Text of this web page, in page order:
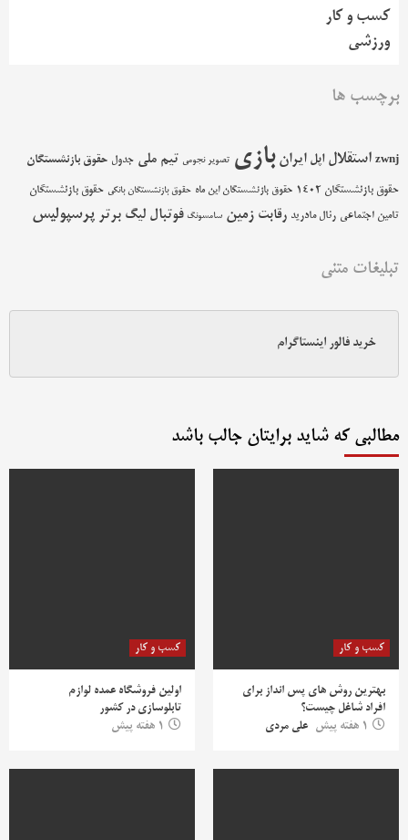
کسب و کار
ورزشی
برچسب ها
zwnj استقلال اپل ایران بازی تصویر نجومی تیم ملی جدول حقوق بازنشستگان
حقوق بازنشستگان 1402 حقوق بازنشستگان این ماه حقوق بازنشستگان بانکی حقوق بازنشستگان
تامین اجتماعی رئال مادرید رقابت زمین سامسونگ فوتبال لیگ برتر پرسپولیس
تبلیغات متنی
خرید فالور اینستاگرام
مطالبی که شاید برایتان جالب باشد
کسب و کار
بهترین روش‌ های پس‌ انداز برای
افراد شاغل چیست؟
1 هفته پیش
علی مردی
کسب و کار
اولین فروشگاه عمده لوازم
تابلوسازی در کشور
1 هفته پیش